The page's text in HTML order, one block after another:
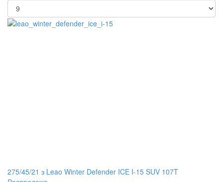
275/45/21 з Leao Winter Defender ICE I-15 SUV 107T